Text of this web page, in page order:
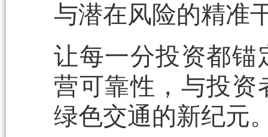
与潜在风险的精准
让每一分投资都锚
营可靠性，与投资
绿色交通的新纪元